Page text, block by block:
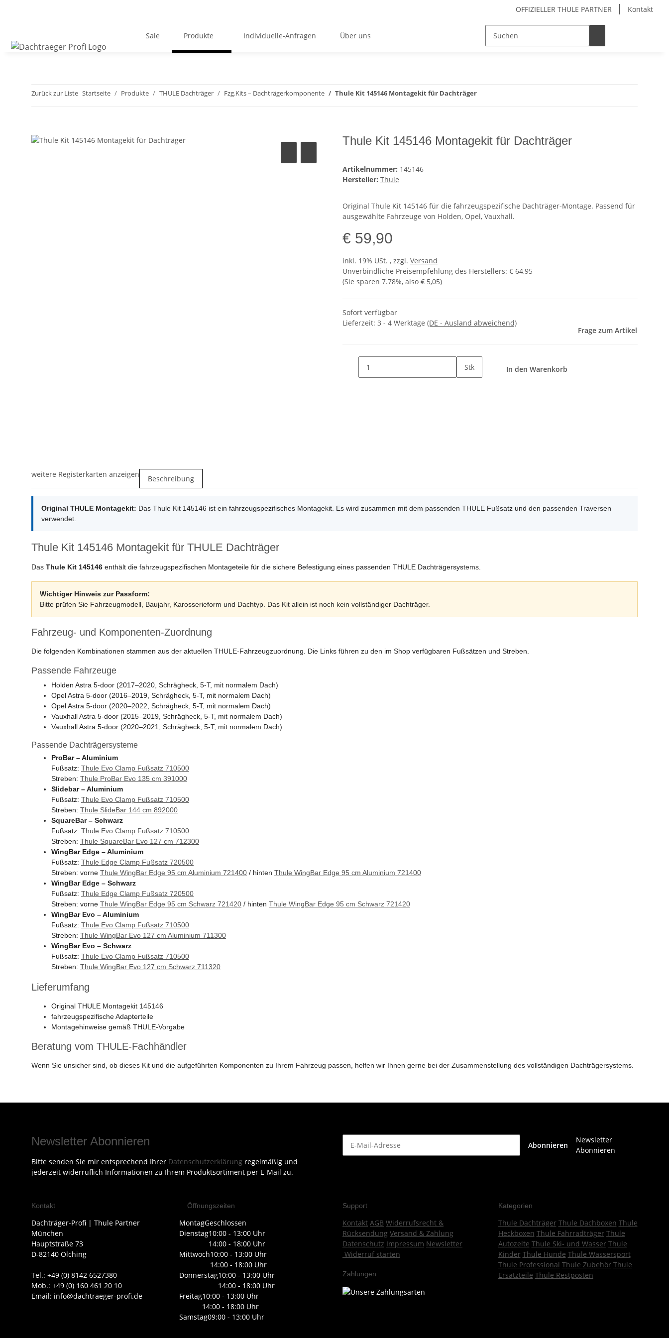
OFFIZIELLER THULE PARTNER Kontakt
Sale Produkte Individuelle-Anfragen Über uns
Zurück zur Liste Startseite Produkte THULE Dachträger Fzg.Kits – Dachträgerkomponente Thule Kit 145146 Montagekit für Dachträger
Thule Kit 145146 Montagekit für Dachträger
Artikelnummer: 145146
Hersteller: Thule
Original Thule Kit 145146 für die fahrzeugspezifische Dachträger-Montage. Passend für
ausgewählte Fahrzeuge von Holden, Opel, Vauxhall.
€ 59,90
inkl. 19% USt. , zzgl. Versand
Unverbindliche Preisempfehlung des Herstellers: € 64,95
(Sie sparen 7.78%, also € 5,05)
Sofort verfügbar
Lieferzeit: 3 - 4 Werktage (DE - Ausland abweichend)
Frage zum Artikel
Stk In den Warenkorb
weitere Registerkarten anzeigen Beschreibung
Original THULE Montagekit: Das Thule Kit 145146 ist ein fahrzeugspezifisches Montagekit. Es wird zusammen mit dem passenden THULE Fußsatz und den passenden Traversen
verwendet.
Thule Kit 145146 Montagekit für THULE Dachträger
Das Thule Kit 145146 enthält die fahrzeugspezifischen Montageteile für die sichere Befestigung eines passenden THULE Dachträgersystems.
Wichtiger Hinweis zur Passform:
Bitte prüfen Sie Fahrzeugmodell, Baujahr, Karosserieform und Dachtyp. Das Kit allein ist noch kein vollständiger Dachträger.
Fahrzeug- und Komponenten-Zuordnung
Die folgenden Kombinationen stammen aus der aktuellen THULE-Fahrzeugzuordnung. Die Links führen zu den im Shop verfügbaren Fußsätzen und Streben.
Passende Fahrzeuge
Holden Astra 5-door (2017–2020, Schrägheck, 5-T, mit normalem Dach)
Opel Astra 5-door (2016–2019, Schrägheck, 5-T, mit normalem Dach)
Opel Astra 5-door (2020–2022, Schrägheck, 5-T, mit normalem Dach)
Vauxhall Astra 5-door (2015–2019, Schrägheck, 5-T, mit normalem Dach)
Vauxhall Astra 5-door (2020–2021, Schrägheck, 5-T, mit normalem Dach)
Passende Dachträgersysteme
ProBar – Aluminium
Fußsatz: Thule Evo Clamp Fußsatz 710500
Streben: Thule ProBar Evo 135 cm 391000
Slidebar – Aluminium
Fußsatz: Thule Evo Clamp Fußsatz 710500
Streben: Thule SlideBar 144 cm 892000
SquareBar – Schwarz
Fußsatz: Thule Evo Clamp Fußsatz 710500
Streben: Thule SquareBar Evo 127 cm 712300
WingBar Edge – Aluminium
Fußsatz: Thule Edge Clamp Fußsatz 720500
Streben: vorne Thule WingBar Edge 95 cm Aluminium 721400 / hinten Thule WingBar Edge 95 cm Aluminium 721400
WingBar Edge – Schwarz
Fußsatz: Thule Edge Clamp Fußsatz 720500
Streben: vorne Thule WingBar Edge 95 cm Schwarz 721420 / hinten Thule WingBar Edge 95 cm Schwarz 721420
WingBar Evo – Aluminium
Fußsatz: Thule Evo Clamp Fußsatz 710500
Streben: Thule WingBar Evo 127 cm Aluminium 711300
WingBar Evo – Schwarz
Fußsatz: Thule Evo Clamp Fußsatz 710500
Streben: Thule WingBar Evo 127 cm Schwarz 711320
Lieferumfang
Original THULE Montagekit 145146
fahrzeugspezifische Adapterteile
Montagehinweise gemäß THULE-Vorgabe
Beratung vom THULE-Fachhändler
Wenn Sie unsicher sind, ob dieses Kit und die aufgeführten Komponenten zu Ihrem Fahrzeug passen, helfen wir Ihnen gerne bei der Zusammenstellung des vollständigen Dachträgersystems.
Newsletter Abonnieren
Bitte senden Sie mir entsprechend Ihrer Datenschutzerklärung regelmäßig und
jederzeit widerruflich Informationen zu Ihrem Produktsortiment per E-Mail zu.
Abonnieren
Newsletter
Abonnieren
Kontakt
Dachträger-Profi | Thule Partner
München
Hauptstraße 73
D-82140 Olching
Tel.: +49 (0) 8142 6527380
Mob.: +49 (0) 160 461 20 10
Email: info@dachtraeger-profi.de
Öffnungszeiten
MontagGeschlossen
Dienstag10:00 - 13:00 Uhr
14:00 - 18:00 Uhr
Mittwoch10:00 - 13:00 Uhr
14:00 - 18:00 Uhr
Donnerstag10:00 - 13:00 Uhr
14:00 - 18:00 Uhr
Freitag10:00 - 13:00 Uhr
14:00 - 18:00 Uhr
Samstag09:00 - 13:00 Uhr
Support
Kontakt AGB Widerrufsrecht &
Rücksendung Versand & Zahlung
Datenschutz Impressum Newsletter
Widerruf starten
Zahlungen
Kategorien
Thule Dachträger Thule Dachboxen Thule
Heckboxen Thule Fahrradträger Thule
Autozelte Thule Ski- und Wasser Thule
Kinder Thule Hunde Thule Wassersport
Thule Professional Thule Zubehör Thule
Ersatzteile Thule Restposten